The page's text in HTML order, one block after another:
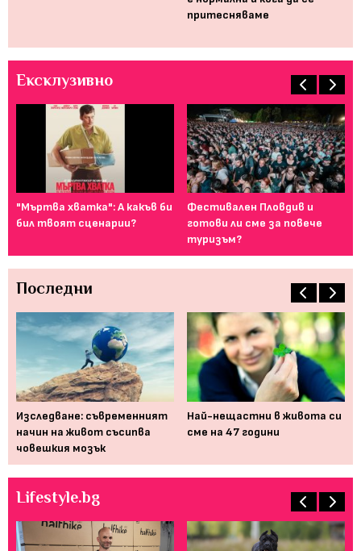
притесняваме
Ексклузивно
"Мъртва хватка": А какъв би
бил твоят сценарии?
Фестивален Пловдив и
готови ли сме за повече
туризъм?
Последни
Изследване: съвременният
начин на живот съсипва
човешкия мозък
Най-нещастни в живота си
сме на 47 години
Lifestyle.bg